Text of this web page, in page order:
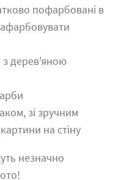
пофарбовані в
з дерев'яною
зі зручним
на стіну
незначно